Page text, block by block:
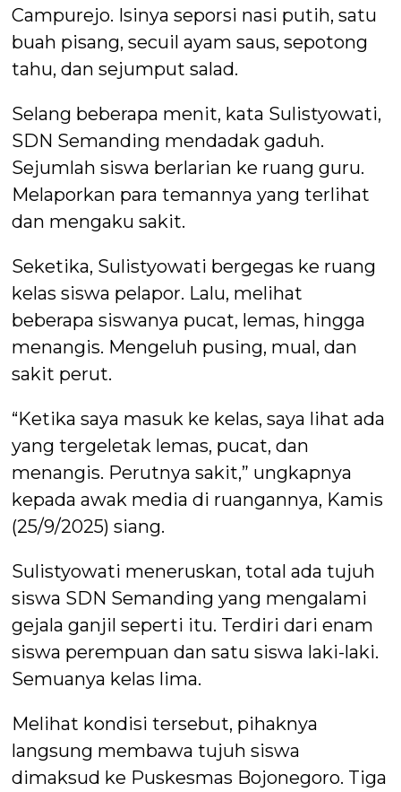
Campurejo. Isinya seporsi nasi putih, satu
buah pisang, secuil ayam saus, sepotong
tahu, dan sejumput salad.
Selang beberapa menit, kata Sulistyowati,
SDN Semanding mendadak gaduh.
Sejumlah siswa berlarian ke ruang guru.
Melaporkan para temannya yang terlihat
dan mengaku sakit.
Seketika, Sulistyowati bergegas ke ruang
kelas siswa pelapor. Lalu, melihat
beberapa siswanya pucat, lemas, hingga
menangis. Mengeluh pusing, mual, dan
sakit perut.
“Ketika saya masuk ke kelas, saya lihat ada
yang tergeletak lemas, pucat, dan
menangis. Perutnya sakit,” ungkapnya
kepada awak media di ruangannya, Kamis
(25/9/2025) siang.
Sulistyowati meneruskan, total ada tujuh
siswa SDN Semanding yang mengalami
gejala ganjil seperti itu. Terdiri dari enam
siswa perempuan dan satu siswa laki-laki.
Semuanya kelas lima.
Melihat kondisi tersebut, pihaknya
langsung membawa tujuh siswa
dimaksud ke Puskesmas Bojonegoro. Tiga